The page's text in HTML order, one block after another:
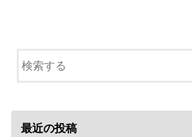
最近の投稿